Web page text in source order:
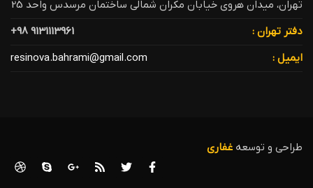
تهران، میدان هروی خیابان مکران شمالی ساختمان مرسدس واحد 25
دفتر تهران :
9131113961 98+
ایمیل :
resinova.bahrami@gmail.com
طراحی و توسعه غفاری